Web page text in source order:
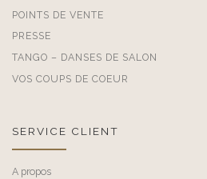
POINTS DE VENTE
PRESSE
TANGO – DANSES DE SALON
VOS COUPS DE COEUR
SERVICE CLIENT
A propos